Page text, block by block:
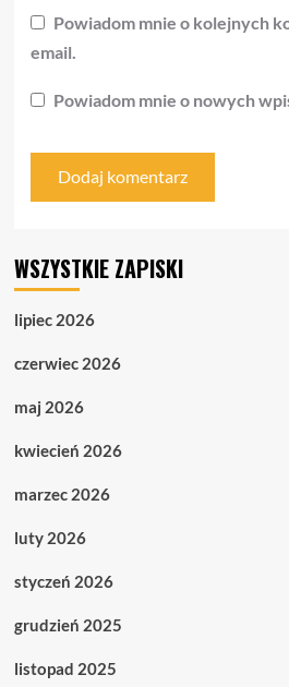
Powiadom mnie o kolejnych
email.
Powiadom mnie o nowych
WSZYSTKIE ZAPISKI
lipiec 2026
czerwiec 2026
maj 2026
kwiecień 2026
marzec 2026
luty 2026
styczeń 2026
grudzień 2025
listopad 2025